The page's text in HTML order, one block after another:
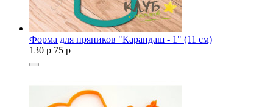
Форма для пряников "Карандаш - 1" (11 см)
130 p 75 p